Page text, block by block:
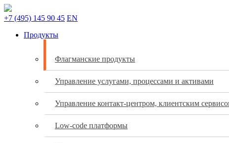
+7 (495) 145 90 45 EN
Продукты
Флагманские продукты
Управление услугами, процессами и активами
Управление контакт-центром, клиентским
Low-code платформы